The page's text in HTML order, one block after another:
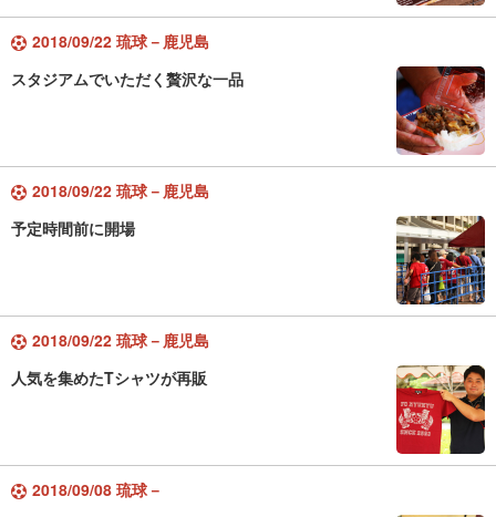
2018/09/22 琉球－鹿児島
スタジアムでいただく贅沢な一品
2018/09/22 琉球－鹿児島
予定時間前に開場
2018/09/22 琉球－鹿児島
人気を集めたTシャツが再販
2018/09/08 琉球－